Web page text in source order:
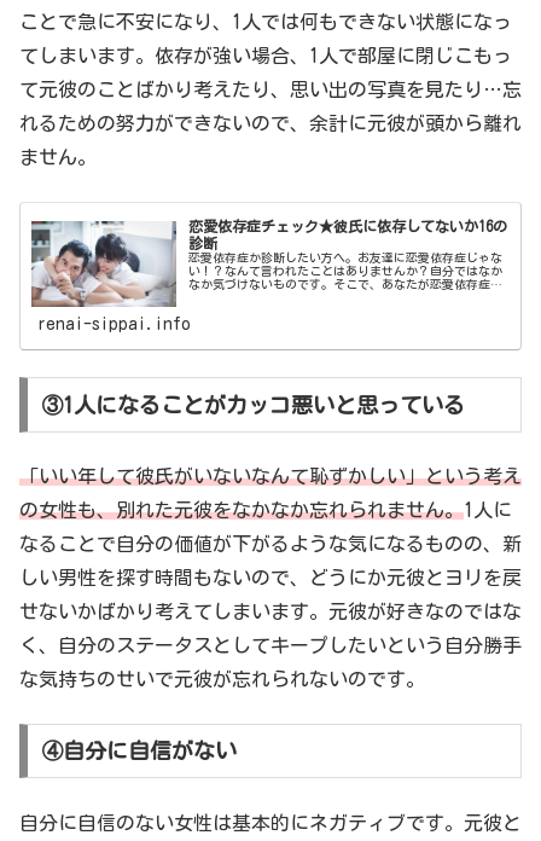
ことで急に不安になり、1人では何もできない状態になっ
てしまいます。依存が強い場合、1人で部屋に閉じこもっ
て元彼のことばかり考えたり、思い出の写真を見たり…忘
れるための努力ができないので、余計に元彼が頭から離れ
ません。
恋愛依存症チェック★彼氏に依存してないか16の
診断
恋愛依存症か診断したい方へ。お友達に恋愛依存症じゃな
い！？なんて言われたことはありませんか？自分ではなか
なか気づけないものです。そこで、あなたが恋愛依存症の
renai-sippai.info
③1人になることがカッコ悪いと思っている
「いい年して彼氏がいないなんて恥ずかしい」という考え
の女性も、別れた元彼をなかなか忘れられません。1人に
なることで自分の価値が下がるような気になるものの、新
しい男性を探す時間もないので、どうにか元彼とヨリを戻
せないかばかり考えてしまいます。元彼が好きなのではな
く、自分のステータスとしてキープしたいという自分勝手
な気持ちのせいで元彼が忘れられないのです。
④自分に自信がない
自分に自信のない女性は基本的にネガティブです。元彼と